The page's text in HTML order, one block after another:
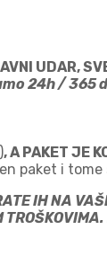
UDAR,
24h / 365
, A PAKET JE
paket i
IH NA